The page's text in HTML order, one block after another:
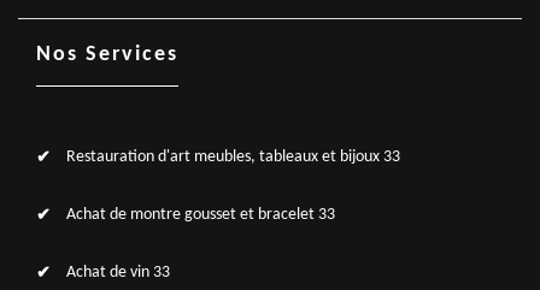
Nos Services
Restauration d'art meubles, tableaux et bijoux 33
Achat de montre gousset et bracelet 33
Achat de vin 33